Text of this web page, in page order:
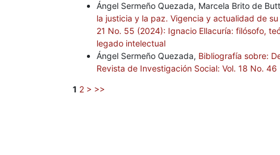
Ángel Sermeño Quezada, Marcela Brito de
la justicia y la paz. Vigencia y actualidad de
21 No. 55 (2024): Ignacio Ellacuría: filósofo,
legado intelectual
Ángel Sermeño Quezada, Bibliografía sobre:
Revista de Investigación Social: Vol. 18 No.
1 2 > >>